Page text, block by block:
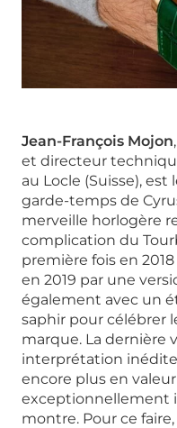
Jean-François Mojon
et directeur
au Locle (Suisse),
garde-temps de
merveille horlogère
complication du
première fois en
en 2019 par une
également avec un
saphir pour célébrer
marque. La dernière
interprétation
encore plus en
exceptionnellement
montre. Pour ce